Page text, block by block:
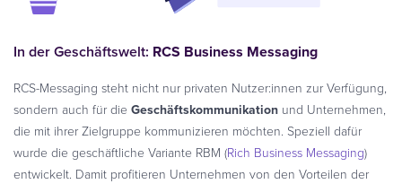
In der Geschäftswelt: RCS Business Messaging
RCS-Messaging steht nicht nur privaten Nutzer:innen zur Verfügung,
sondern auch für die Geschäftskommunikation und Unternehmen,
die mit ihrer Zielgruppe kommunizieren möchten. Speziell dafür
wurde die geschäftliche Variante RBM (Rich Business Messaging)
entwickelt. Damit profitieren Unternehmen von den Vorteilen der